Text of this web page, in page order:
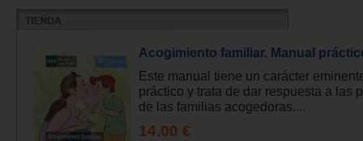
Acogimiento familiar. Manual
Este manual tiene un carácter
práctico y trata de dar respuesta a las
de las familias acogedoras....
14.00 €